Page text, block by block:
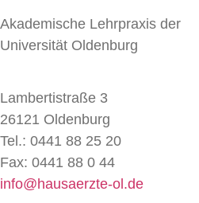
Akademische Lehrpraxis der
Universität Oldenburg
Lambertistraße 3
26121 Oldenburg
Tel.: 0441 88 25 20
Fax: 0441 88 0 44
info@hausaerzte-ol.de